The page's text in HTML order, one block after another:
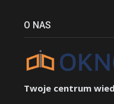
O NAS
Twoje centrum